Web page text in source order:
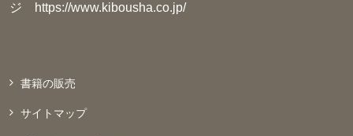
ジ
https://www.kibousha.co.jp/
書籍の販売
サイトマップ